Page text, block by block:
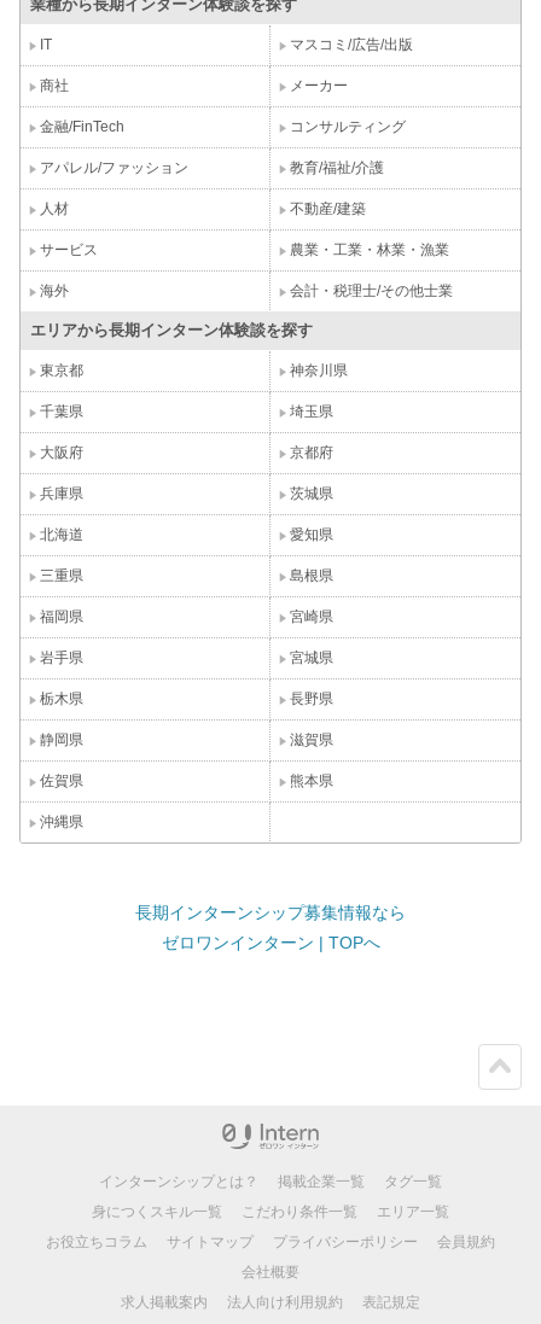
業種から長期インターン体験談を探す
IT マスコミ/広告/出版
商社 メーカー
金融/FinTech コンサルティング
アパレル/ファッション 教育/福祉/介護
人材 不動産/建築
サービス 農業・工業・林業・漁業
海外 会計・税理士/その他士業
エリアから長期インターン体験談を探す
東京都 神奈川県
千葉県 埼玉県
大阪府 京都府
兵庫県 茨城県
北海道 愛知県
三重県 島根県
福岡県 宮崎県
岩手県 宮城県
栃木県 長野県
静岡県 滋賀県
佐賀県 熊本県
沖縄県
長期インターンシップ募集情報なら
ゼロワンインターン | TOPへ
インターンシップとは？ 掲載企業一覧
タグ一覧
身につくスキル一覧
こだわり条件一覧
エリア一覧
お役立ちコラム
サイトマップ プライバシーポリシー
会員規約
会社概要
求人掲載案内
法人向け利用規約 表記規定